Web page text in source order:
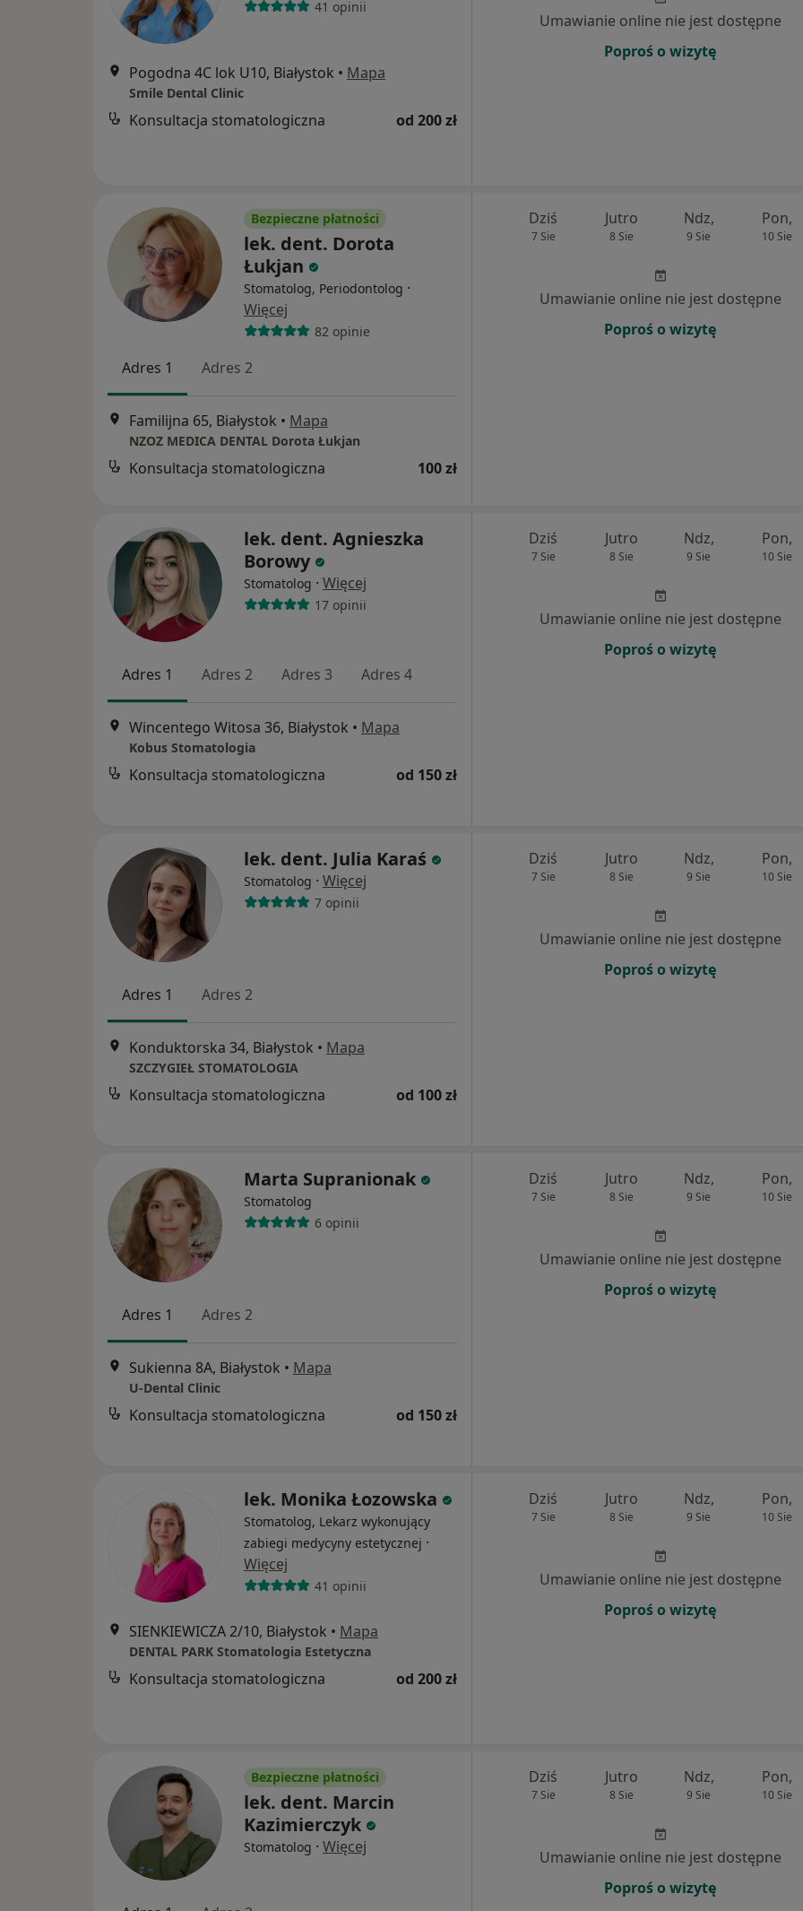
41 opinii
Pogodna 4C lok U10, Białystok • Mapa
Smile Dental Clinic
Konsultacja stomatologiczna od 200 zł
Umawianie online nie jest dostępne
Poproś o wizytę
Bezpieczne płatności
lek. dent. Dorota
Łukjan
Stomatolog, Periodontolog ·
Więcej
82 opinie
Adres 1 Adres 2
Familijna 65, Białystok • Mapa
NZOZ MEDICA DENTAL Dorota Łukjan
Konsultacja stomatologiczna 100 zł
Dziś
7 Sie
Jutro
8 Sie
Ndz,
9 Sie
Pon,
10 Sie
Umawianie online nie jest dostępne
Poproś o wizytę
lek. dent. Agnieszka
Borowy
Stomatolog · Więcej
17 opinii
Adres 1 Adres 2 Adres 3 Adres 4
Wincentego Witosa 36, Białystok • Mapa
Kobus Stomatologia
Konsultacja stomatologiczna od 150 zł
Dziś
7 Sie
Jutro
8 Sie
Ndz,
9 Sie
Pon,
10 Sie
Umawianie online nie jest dostępne
Poproś o wizytę
lek. dent. Julia Karaś
Stomatolog · Więcej
7 opinii
Adres 1 Adres 2
Konduktorska 34, Białystok • Mapa
SZCZYGIEŁ STOMATOLOGIA
Konsultacja stomatologiczna od 100 zł
Dziś
7 Sie
Jutro
8 Sie
Ndz,
9 Sie
Pon,
10 Sie
Umawianie online nie jest dostępne
Poproś o wizytę
Marta Supranionak
Stomatolog
6 opinii
Adres 1 Adres 2
Sukienna 8A, Białystok • Mapa
U-Dental Clinic
Konsultacja stomatologiczna od 150 zł
Dziś
7 Sie
Jutro
8 Sie
Ndz,
9 Sie
Pon,
10 Sie
Umawianie online nie jest dostępne
Poproś o wizytę
lek. Monika Łozowska
Stomatolog, Lekarz wykonujący
zabiegi medycyny estetycznej ·
Więcej
41 opinii
SIENKIEWICZA 2/10, Białystok • Mapa
DENTAL PARK Stomatologia Estetyczna
Konsultacja stomatologiczna od 200 zł
Dziś
7 Sie
Jutro
8 Sie
Ndz,
9 Sie
Pon,
10 Sie
Umawianie online nie jest dostępne
Poproś o wizytę
Bezpieczne płatności
lek. dent. Marcin
Kazimierczyk
Stomatolog · Więcej
Dziś
7 Sie
Jutro
8 Sie
Ndz,
9 Sie
Pon,
10 Sie
Umawianie online nie jest dostępne
Poproś o wizytę